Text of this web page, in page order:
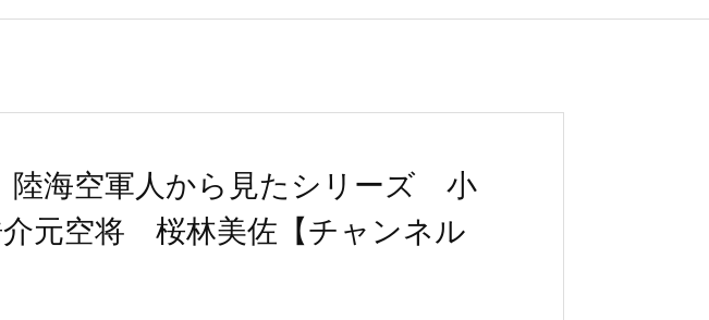
海空軍人から見たシリーズ 小
元空将 桜林美佐【チャンネル